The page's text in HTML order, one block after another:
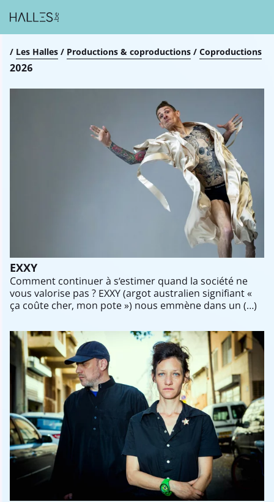
Breadcrumb
/ Les Halles / Productions & coproductions / Coproductions
2026
EXXY
Comment continuer à s’estimer quand la société ne
vous valorise pas ? EXXY (argot australien signifiant «
ça coûte cher, mon pote ») nous emmène dans un (…)